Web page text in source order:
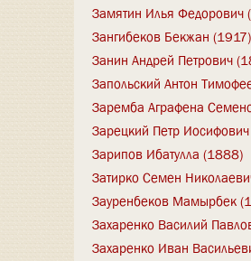
Замятин Илья Федорович
Зангибеков Бекжан (1917)
Занин Андрей Петрович
Запольский Антон
Заремба Аграфена
Зарецкий Петр
Зарипов Ибатулла (1888)
Затирко Семен
Зауренбеков Мамырбек
Захаренко Василий
Захаренко Иван